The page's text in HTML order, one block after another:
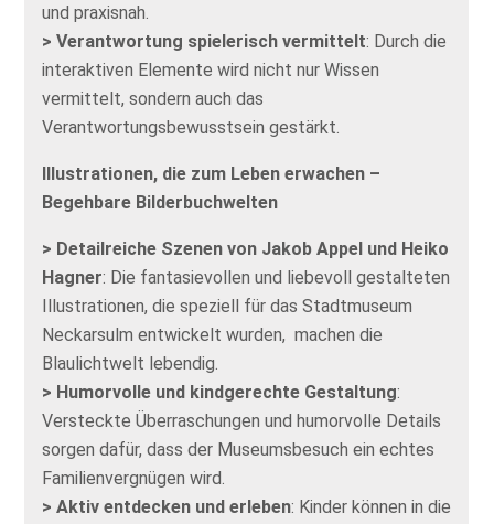
und praxisnah.
> Verantwortung spielerisch vermittelt: Durch die
interaktiven Elemente wird nicht nur Wissen
vermittelt, sondern auch das
Verantwortungsbewusstsein gestärkt.
Illustrationen, die zum Leben erwachen –
Begehbare Bilderbuchwelten
> Detailreiche Szenen von Jakob Appel und Heiko
Hagner: Die fantasievollen und liebevoll gestalteten
Illustrationen, die speziell für das Stadtmuseum
Neckarsulm entwickelt wurden, machen die
Blaulichtwelt lebendig.
> Humorvolle und kindgerechte Gestaltung:
Versteckte Überraschungen und humorvolle Details
sorgen dafür, dass der Museumsbesuch ein echtes
Familienvergnügen wird.
> Aktiv entdecken und erleben: Kinder können in die